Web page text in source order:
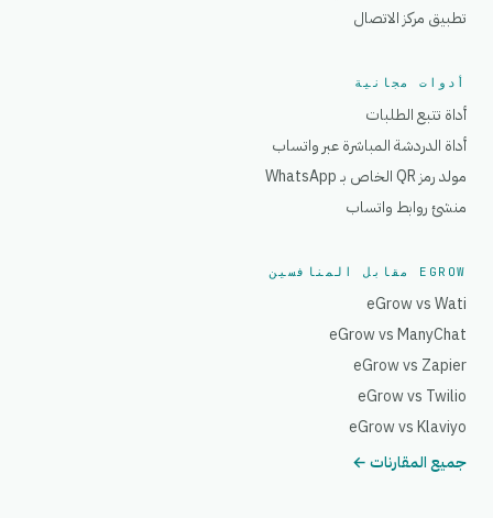
تطبيق مركز الاتصال
أدوات مجانية
أداة تتبع الطلبات
أداة الدردشة المباشرة عبر واتساب
مولد رمز QR الخاص بـ WhatsApp
منشئ روابط واتساب
EGROW مقابل المنافسين
eGrow vs Wati
eGrow vs ManyChat
eGrow vs Zapier
eGrow vs Twilio
eGrow vs Klaviyo
جميع المقارنات ←